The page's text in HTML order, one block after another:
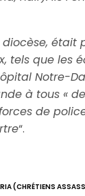
diocèse,
tels que les
Notre-
à tous «
de
“.
(CHRÉTIENS